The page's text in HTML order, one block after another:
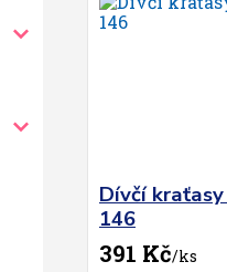
Dívčí
146
391 Kč/ks